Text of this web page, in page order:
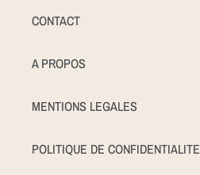
CONTACT
A PROPOS
MENTIONS LEGALES
POLITIQUE DE CONFIDENTIALITE